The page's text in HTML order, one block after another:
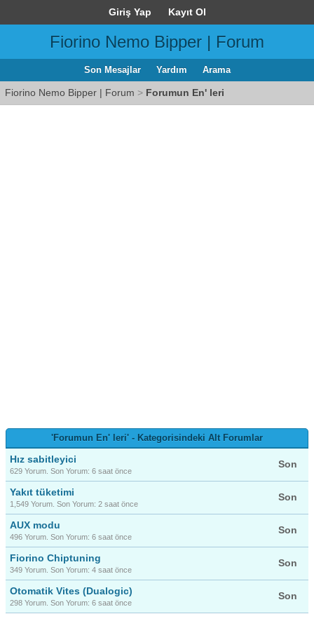
Giriş Yap Kayıt Ol
Fiorino Nemo Bipper | Forum
Son Mesajlar Yardım Arama
Fiorino Nemo Bipper | Forum > Forumun En' leri
'Forumun En' leri' - Kategorisindeki Alt Forumlar
Hız sabitleyici
629 Yorum. Son Yorum: 6 saat önce
Son
Yakıt tüketimi
1,549 Yorum. Son Yorum: 2 saat önce
Son
AUX modu
496 Yorum. Son Yorum: 6 saat önce
Son
Fiorino Chiptuning
349 Yorum. Son Yorum: 4 saat önce
Son
Otomatik Vites (Dualogic)
298 Yorum. Son Yorum: 6 saat önce
Son